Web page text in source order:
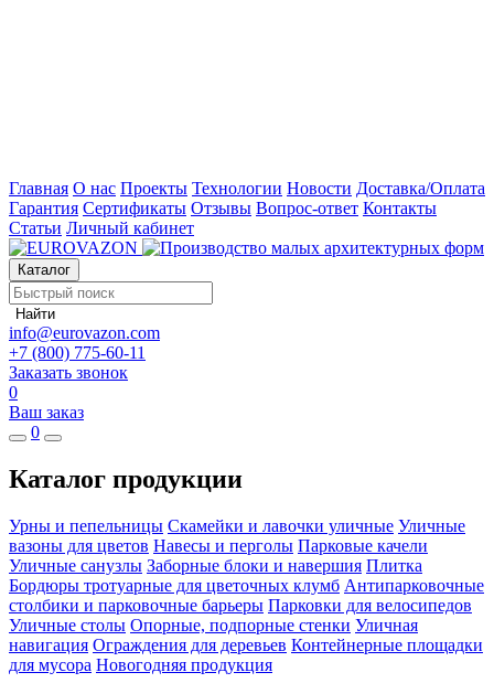
Главная О нас Проекты Технологии Новости Доставка/Оплата
Гарантия Сертификаты Отзывы Вопрос-ответ Контакты
Статьи Личный кабинет
Каталог
Найти
info@eurovazon.com
+7 (800) 775-60-11
Заказать звонок
0
Ваш заказ
0
Каталог продукции
Урны и пепельницы Скамейки и лавочки уличные Уличные
вазоны для цветов Навесы и перголы Парковые качели
Уличные санузлы Заборные блоки и навершия Плитка
Бордюры тротуарные для цветочных клумб Антипарковочные
столбики и парковочные барьеры Парковки для велосипедов
Уличные столы Опорные, подпорные стенки Уличная
навигация Ограждения для деревьев Контейнерные площадки
для мусора Новогодняя продукция